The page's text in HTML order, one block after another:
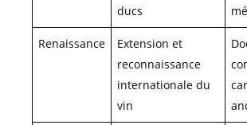
ducs
Renaissance
Extension et
reconnaissance
internationale du
vin